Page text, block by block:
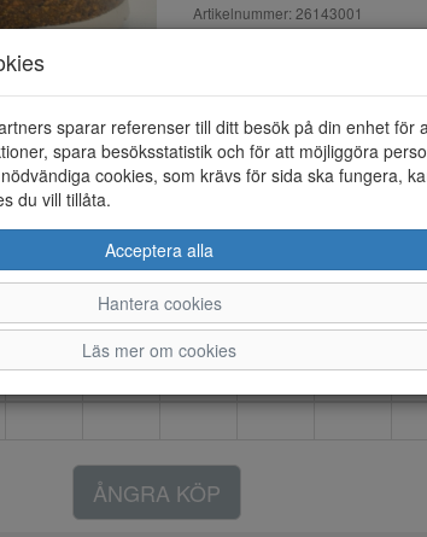
Artikelnummer: 26143001
30 31 32 33 34
ÅNGRA KÖP
sparar referenser till ditt besök på din enhet för
spara besöksstatistik och för att möjliggöra
cookies, som krävs för sida ska fungera,
du vill tillåta.
Acceptera alla
Hantera cookies
Läs mer om cookies